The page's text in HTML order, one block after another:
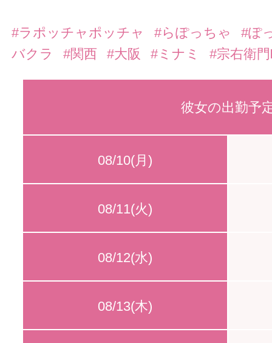
#ラポッチャポッチャ #らぽっちゃ
#ぽ
バクラ
#関西 #大阪 #ミナミ #宗右衛
彼女の出勤予
08/10(月)
08/11(火)
08/12(水)
08/13(木)